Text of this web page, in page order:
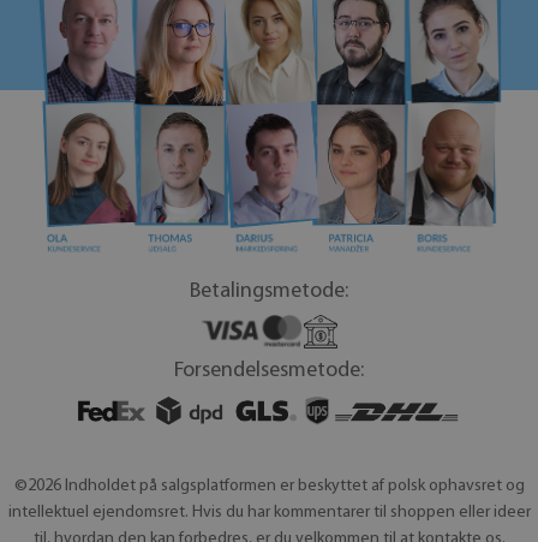
Betalingsmetode:
Forsendelsesmetode:
©2026 Indholdet på salgsplatformen er beskyttet af polsk ophavsret og
intellektuel ejendomsret. Hvis du har kommentarer til shoppen eller ideer